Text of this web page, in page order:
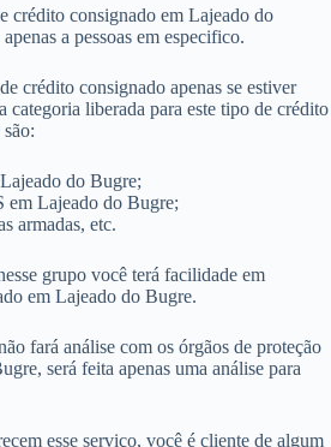
crédito consignado em Lajeado do
a pessoas em especifico.
crédito consignado apenas se estiver
categoria liberada para este tipo de crédito
do Bugre;
Lajeado do Bugre;
armadas, etc.
grupo você terá facilidade em
em Lajeado do Bugre.
fará análise com os órgãos de proteção
será feita apenas uma análise para
esse serviço, você é cliente de algum